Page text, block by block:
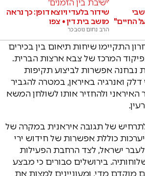
החיים"
'ישיבת בין הזמנים'
שידור בלעדי ויוצא דופן: כך נראה
מושב בית דין • צפו
הרב נחום נוסבכר
התקיימו שיחות תיאום בין בכירים
המרכז של צבא ארצות הברית.
נבחנה אפשרות לביצוע תקיפות
דלק ואנרגיה באיראן, במטרה להגביר
ולהחזיר אותו לשולחן המשא
של תגובה איראנית במקרה של
כוללת אפשרות של חידוש ירי
ישראל, לצד הרחבת הפעילות
בירושלים סבורים כי מבצע
מדי, ומעוניינים למצות את